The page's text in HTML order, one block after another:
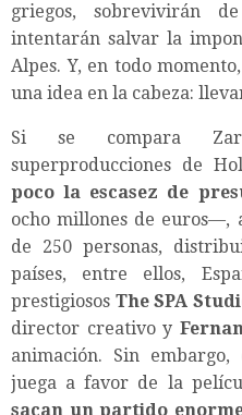
griegos, sobrevivirán
intentarán salvar la
Alpes. Y, en todo
una idea en la cabeza:
Si se compara
superproducciones de
poco la escasez de
ocho millones de euros—,
de 250 personas,
países, entre ellos,
prestigiosos The SPA
director creativo y
animación. Sin
juega a favor de la
sacan un partido